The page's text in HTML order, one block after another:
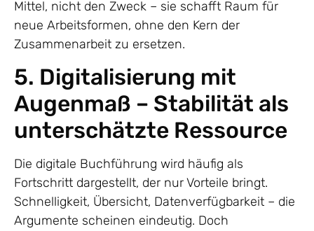
Mittel, nicht den Zweck – sie schafft Raum für
neue Arbeitsformen, ohne den Kern der
Zusammenarbeit zu ersetzen.
5. Digitalisierung mit
Augenmaß – Stabilität als
unterschätzte Ressource
Die digitale Buchführung wird häufig als
Fortschritt dargestellt, der nur Vorteile bringt.
Schnelligkeit, Übersicht, Datenverfügbarkeit – die
Argumente scheinen eindeutig. Doch